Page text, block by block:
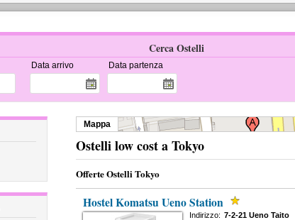
Cerca Ostelli
Data arrivo Data partenza
Mappa
Ostelli low cost a Tokyo
Offerte Ostelli Tokyo
Hostel Komatsu Ueno Station
Indirizzo: 7-2-21 Ueno Taito